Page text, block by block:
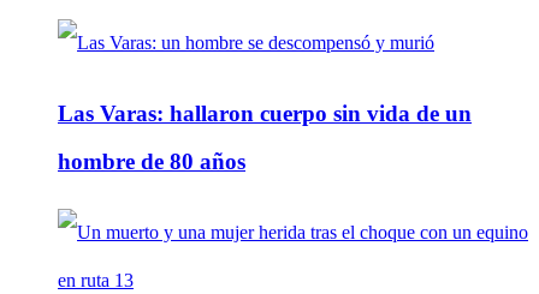
Las Varas: hallaron cuerpo sin vida de un
hombre de 80 años